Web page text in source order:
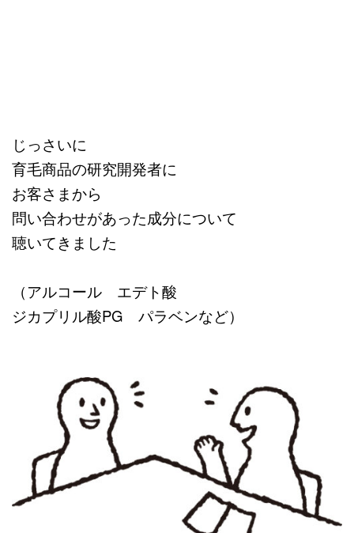
じっさいに
育毛商品の研究開発者に
お客さまから
問い合わせがあった成分について
聴いてきました
（アルコール エデト酸
ジカプリル酸PG パラベンなど）